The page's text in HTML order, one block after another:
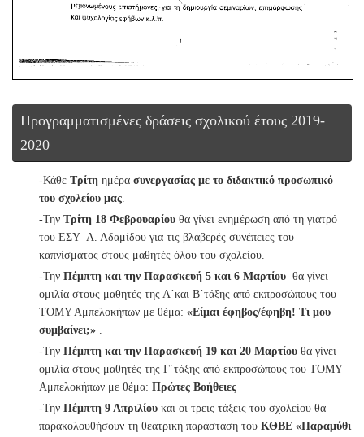
Προγραμματισμένες δράσεις σχολικού έτους 2019-
2020
-Κάθε Τρίτη ημέρα συνεργασίας με το διδακτικό προσωπικό
του σχολείου μας.
-Την Τρίτη 18 Φεβρουαρίου θα γίνει ενημέρωση από τη γιατρό
του ΕΣΥ Α. Αδαμίδου για τις βλαβερές συνέπειες του
καπνίσματος στους μαθητές όλου του σχολείου.
-Την Πέμπτη και την Παρασκευή 5 και 6 Μαρτίου θα γίνει
ομιλία στους μαθητές της Α΄και Β΄τάξης από εκπροσώπους του
ΤΟΜΥ Αμπελοκήπων με θέμα: «Είμαι έφηβος/έφηβη! Τι μου
συμβαίνει;» .
-Την Πέμπτη και την Παρασκευή 19 και 20 Μαρτίου θα γίνει
ομιλία στους μαθητές της Γ΄τάξης από εκπροσώπους του ΤΟΜΥ
Αμπελοκήπων με θέμα: Πρώτες Βοήθειες
-Την Πέμπτη 9 Απριλίου και οι τρεις τάξεις του σχολείου θα
παρακολουθήσουν τη θεατρική παράσταση του ΚΘΒΕ «Παραμύθι